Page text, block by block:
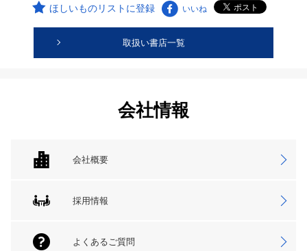
ほしいものリストに登録 いいね
取扱い書店一覧
会社情報
会社概要
採用情報
よくあるご質問